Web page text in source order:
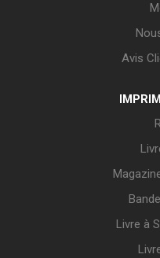
Avis
Livre à